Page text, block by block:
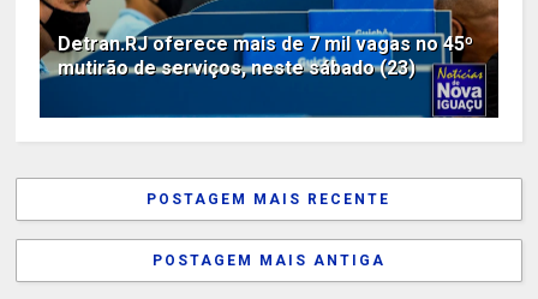
Detran.RJ oferece mais de 7 mil vagas no 45º
mutirão de serviços, neste sábado (23)
POSTAGEM MAIS RECENTE
POSTAGEM MAIS ANTIGA